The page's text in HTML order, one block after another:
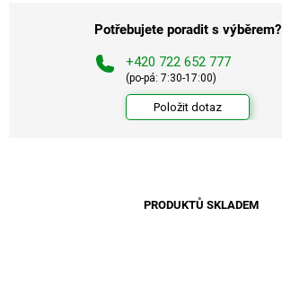
Potřebujete poradit s výběrem?
+420 722 652 777
(po-pá: 7:30-17:00)
Položit dotaz
PRODUKTŮ SKLADEM